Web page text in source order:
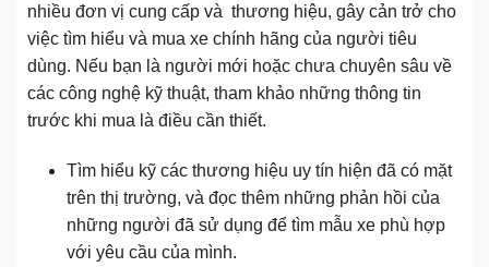
nhiều đơn vị cung cấp và thương hiệu, gây cản trở cho
việc tìm hiểu và mua xe chính hãng của người tiêu
dùng. Nếu bạn là người mới hoặc chưa chuyên sâu về
các công nghệ kỹ thuật, tham khảo những thông tin
trước khi mua là điều cần thiết.
Tìm hiểu kỹ các thương hiệu uy tín hiện đã có mặt
trên thị trường, và đọc thêm những phản hồi của
những người đã sử dụng để tìm mẫu xe phù hợp
với yêu cầu của mình.